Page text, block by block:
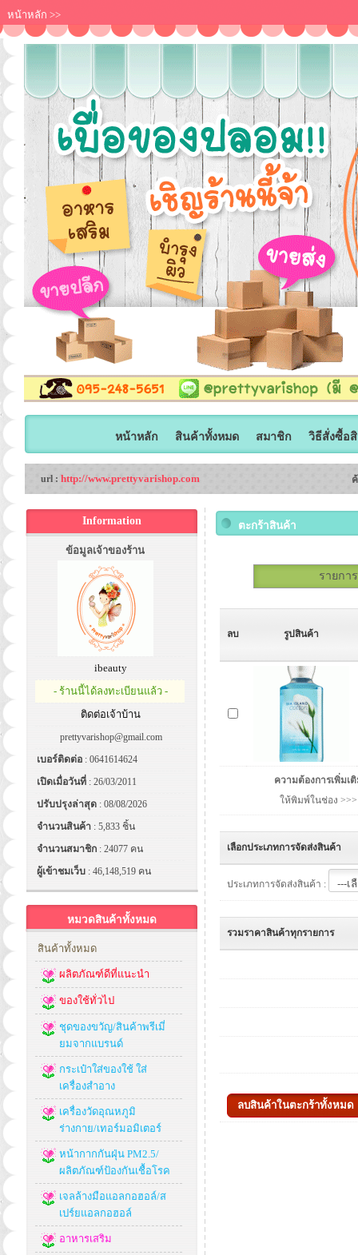
หน้าหลัก >>
หน้าหลัก สินค้าทั้งหมด สมาชิก วิธีสั่งซื้อ
url : http://www.prettyvarishop.com
Information
ข้อมูลเจ้าของร้าน
ibeauty
- ร้านนี้ได้ลงทะเบียนแล้ว -
ติดต่อเจ้าบ้าน
prettyvarishop@gmail.com
เบอร์ติดต่อ : 0641614624
เปิดเมื่อวันที่ : 26/03/2011
ปรับปรุงล่าสุด : 08/08/2026
จำนวนสินค้า : 5,833 ชิ้น
จำนวนสมาชิก : 24077 คน
ผู้เข้าชมเว็บ : 46,148,519 คน
หมวดสินค้าทั้งหมด
สินค้าทั้งหมด
ผลิตภัณฑ์ดีที่แนะนำ
ของใช้ทั่วไป
ชุดของขวัญ/สินค้าพรีเมี่
ยมจากแบรนด์
กระเป๋าใส่ของใช้ ใส่
เครื่องสำอาง
เครื่องวัดอุณหภูมิ
ร่างกาย/เทอร์มอมิเตอร์
หน้ากากกันฝุ่น PM2.5/
ผลิตภัณฑ์ป้องกันเชื้อโรค
เจลล้างมือแอลกอฮอล์/ส
เปร์ยแอลกอฮอล์
อาหารเสริม
ตะกร้าสินค้า
รายกา
ลบ รูปสินค้า
ความต้องการเพิ่มเ
ให้พิมพ์ในช่อง >>>
เลือกประเภทการจัดส่งสินค้า
ประเภทการจัดส่งสินค้า :
รวมราคาสินค้าทุกรายการ